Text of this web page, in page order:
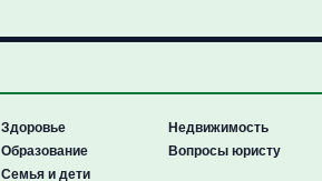
Здоровье
Образование
Семья и дети
Недвижимость
Вопросы юристу